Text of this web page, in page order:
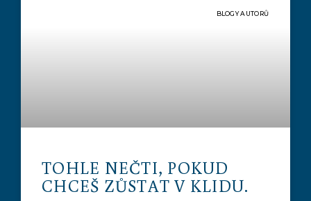
BLOGY AUTORŮ
TOHLE NEČTI, POKUD
CHCEŠ ZŮSTAT V KLIDU.